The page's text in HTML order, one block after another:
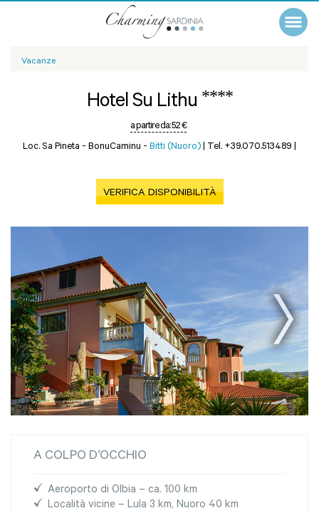
Vacanze
Hotel Su Lithu ****
a partire da:52 €
Loc. Sa Pineta - BonuCaminu - Bitti (Nuoro) | Tel. +39.070.513489 |
VERIFICA DISPONIBILITÀ
A COLPO D’OCCHIO
Aeroporto di Olbia – ca. 100 km
Località vicine – Lula 3 km, Nuoro 40 km